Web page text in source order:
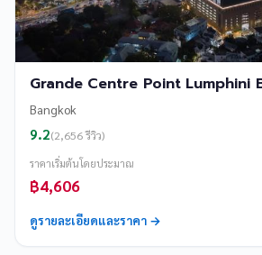
Grande Centre Point Lumphini
Bangkok
9.2(2,656 รีวิว)
ราคาเริ่มต้นโดยประมาณ
฿4,606
ดูรายละเอียดและราคา →